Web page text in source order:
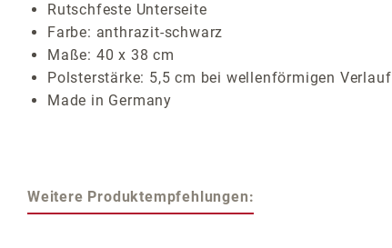
Rutschfeste Unterseite
Farbe: anthrazit-schwarz
Maße: 40 x 38 cm
Polsterstärke: 5,5 cm bei wellenförmigen Verlauf
Made in Germany
Weitere Produktempfehlungen: